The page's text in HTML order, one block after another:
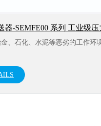
器-SEMFE00 系列 工业级
、石化、水泥等恶劣的工作环